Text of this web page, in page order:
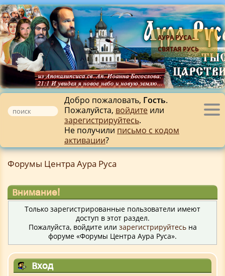
АУРА РУСА -
СВЯТАЯ РУСЬ
Добро пожаловать, Гость.
Пожалуйста, войдите или
зарегистрируйтесь.
Не получили письмо с кодом
активации?
Форумы Центра Аура Руса
Внимание!
Только зарегистрированные пользователи имеют
доступ в этот раздел.
Пожалуйста, войдите или зарегистрируйтесьна
форуме «Форумы Центра Аура Руса».
Вход